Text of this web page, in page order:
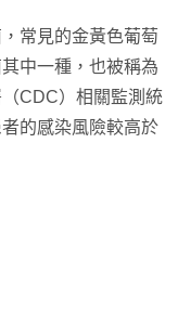
常見的金黃色葡萄
中一種，也被稱為
CDC）相關監測統
的感染風險較高於